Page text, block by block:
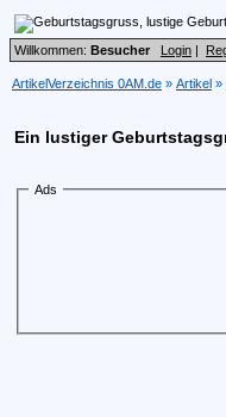
Willkommen: Besucher Login |
ArtikelVerzeichnis 0AM.de » Artikel »
Ein lustiger
Ads